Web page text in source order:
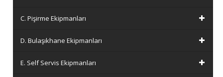
C. Pişirme Ekipmanları
D. Bulaşıkhane Ekipmanları
E. Self Servis Ekipmanları